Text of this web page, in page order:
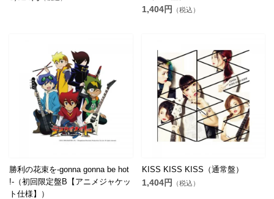
1,404円 （税込）
勝利の花束を-gonna gonna be hot
!-（初回限定盤B【アニメジャケッ
ト仕様】）
KISS KISS KISS（通常盤）
1,404円 （税込）